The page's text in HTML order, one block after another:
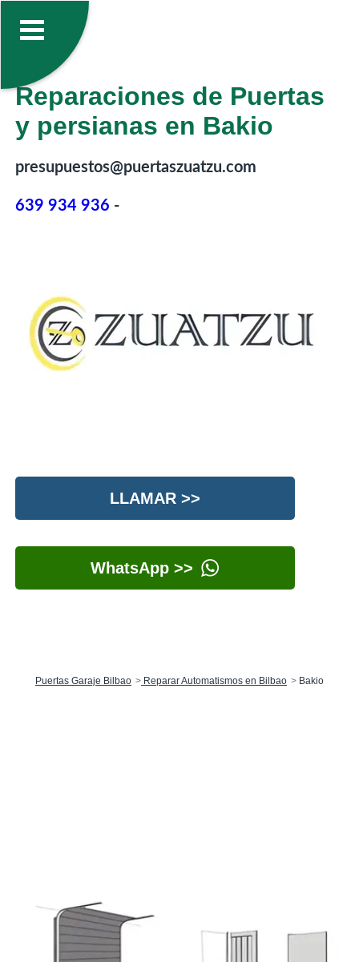
Reparaciones de Puertas
y persianas en Bakio
presupuestos@puertaszuatzu.com
639 934 936 -
LLAMAR >>
WhatsApp >>
Puertas Garaje Bilbao Reparar Automatismos en Bilbao Bakio